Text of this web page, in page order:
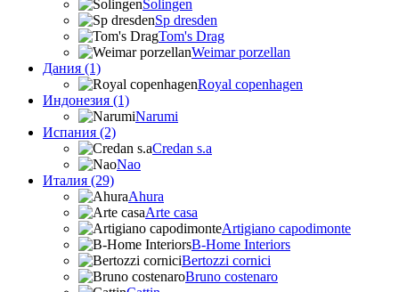
Solingen
Sp dresden
Tom's Drag
Weimar porzellan
Дания (1)
Royal copenhagen
Индонезия (1)
Narumi
Испания (2)
Credan s.a
Nao
Италия (29)
Ahura
Arte casa
Artigiano capodimonte
B-Home Interiors
Bertozzi cornici
Bruno costenaro